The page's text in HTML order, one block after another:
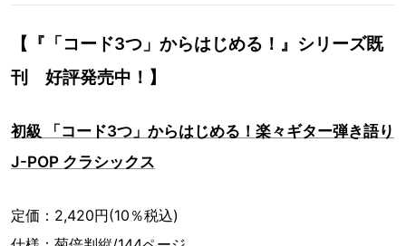
【『「コード3つ」からはじめる！』シリーズ既
刊 好評発売中！】
初級 「コード3つ」からはじめる！楽々ギター弾き語り
J-POP クラシックス
定価：2,420円(10％税込)